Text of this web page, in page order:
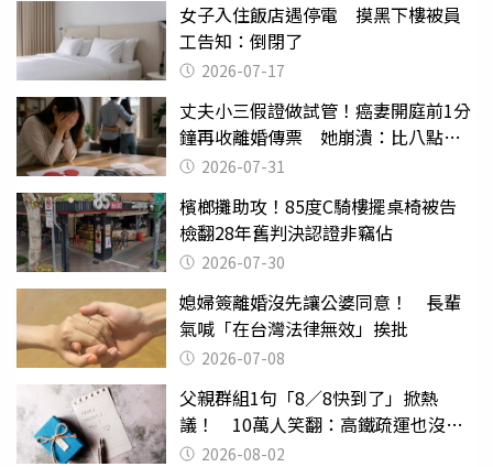
女子入住飯店遇停電 摸黑下樓被員
工告知：倒閉了
2026-07-17
丈夫小三假證做試管！癌妻開庭前1分
鐘再收離婚傳票 她崩潰：比八點檔
還扯2026-07-31
檳榔攤助攻！85度C騎樓擺桌椅被告
檢翻28年舊判決認證非竊佔
2026-07-30
媳婦簽離婚沒先讓公婆同意！ 長輩
氣喊「在台灣法律無效」挨批
2026-07-08
父親群組1句「8／8快到了」掀熱
議！ 10萬人笑翻：高鐵疏運也沒列
父親節
2026-08-02